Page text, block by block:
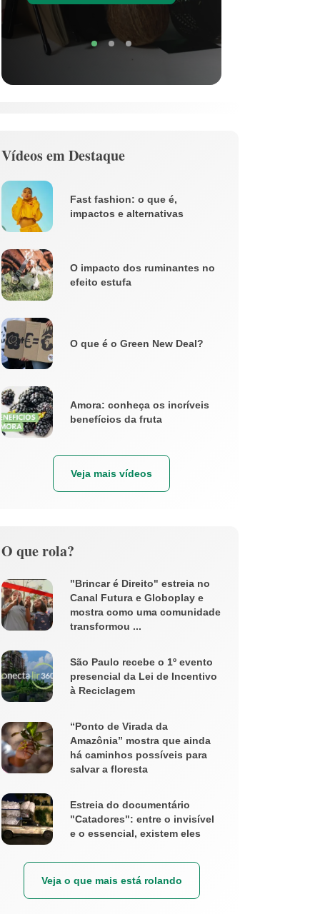
Vídeos em Destaque
Fast fashion: o que é,
impactos e alternativas
O impacto dos ruminantes no
efeito estufa
O que é o Green New Deal?
Amora: conheça os incríveis
benefícios da fruta
Veja mais vídeos
O que rola?
"Brincar é Direito" estreia no
Canal Futura e Globoplay e
mostra como uma comunidade
transformou ...
São Paulo recebe o 1º evento
presencial da Lei de Incentivo
à Reciclagem
“Ponto de Virada da
Amazônia” mostra que ainda
há caminhos possíveis para
salvar a floresta
Estreia do documentário
"Catadores": entre o invisível
e o essencial, existem eles
Veja o que mais está rolando